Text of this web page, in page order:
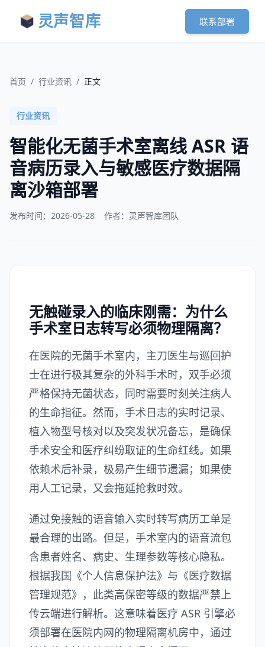
灵声智库 联系部署
首页 / 行业资讯 / 正文
行业资讯
智能化无菌手术室离线 ASR 语
音病历录入与敏感医疗数据隔
离沙箱部署
发布时间： 2026-05-28 作者：灵声智库团队
无触碰录入的临床刚需：为什么
手术室日志转写必须物理隔离？
在医院的无菌手术室内，主刀医生与巡回护
士在进行极其复杂的外科手术时，双手必须
严格保持无菌状态，同时需要时刻关注病人
的生命指征。然而，手术日志的实时记录、
植入物型号核对以及突发状况备忘，是确保
手术安全和医疗纠纷取证的生命红线。如果
依赖术后补录，极易产生细节遗漏；如果使
用人工记录，又会拖延抢救时效。
通过免接触的语音输入实时转写病历工单是
最合理的出路。但是，手术室内的语音流包
含患者姓名、病史、生理参数等核心隐私。
根据我国《个人信息保护法》与《医疗数据
管理规范》，此类高保密等级的数据严禁上
传云端进行解析。这意味着医疗 ASR 引擎必
须部署在医院内网的物理隔离机房中，通过